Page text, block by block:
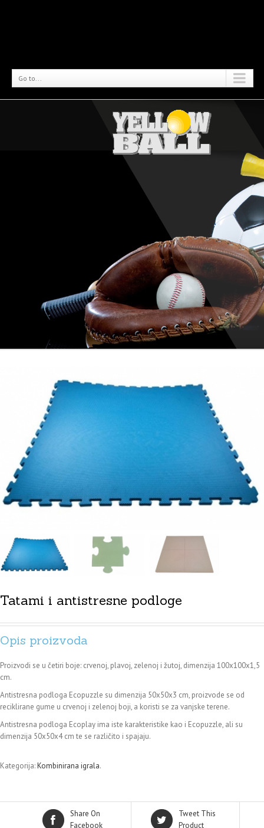
Go to...
Tatami i antistresne podloge
Opis proizvoda
Proizvodi se u četiri boje: crvenoj, plavoj, zelenoj i žutoj, dimenzija 100x100x1,5
cm.
Antistresna podloga Ecopuzzle su dimenzija 50x50x3 cm, proizvode se od
reciklirane gume u crvenoj i zelenoj boji, a koristi se za vanjske terene.
Antistresna podloga Ecoplay ima iste karakteristike kao i Ecopuzzle, ali su
dimenzija 50x50x4 cm te se različito i spajaju.
Kategorija:Kombinirana igrala.
Share On
Facebook
Tweet This
Product